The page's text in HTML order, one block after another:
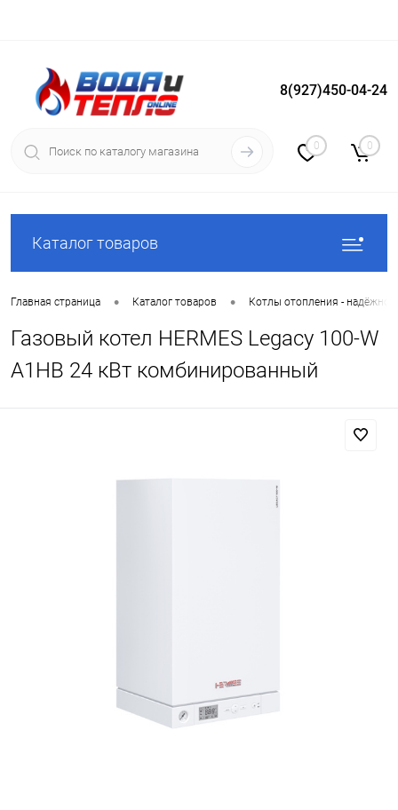
Вход Регистрация
8(927)450-04-24
0 0
Каталог товаров
Главная страница • Каталог товаров • Котлы отопления -
Газовый котел HERMES Legacy 100-W
A1HB 24 кВт комбинированный